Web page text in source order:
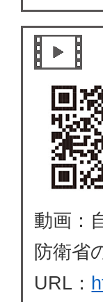
動画：
防衛省
URL：